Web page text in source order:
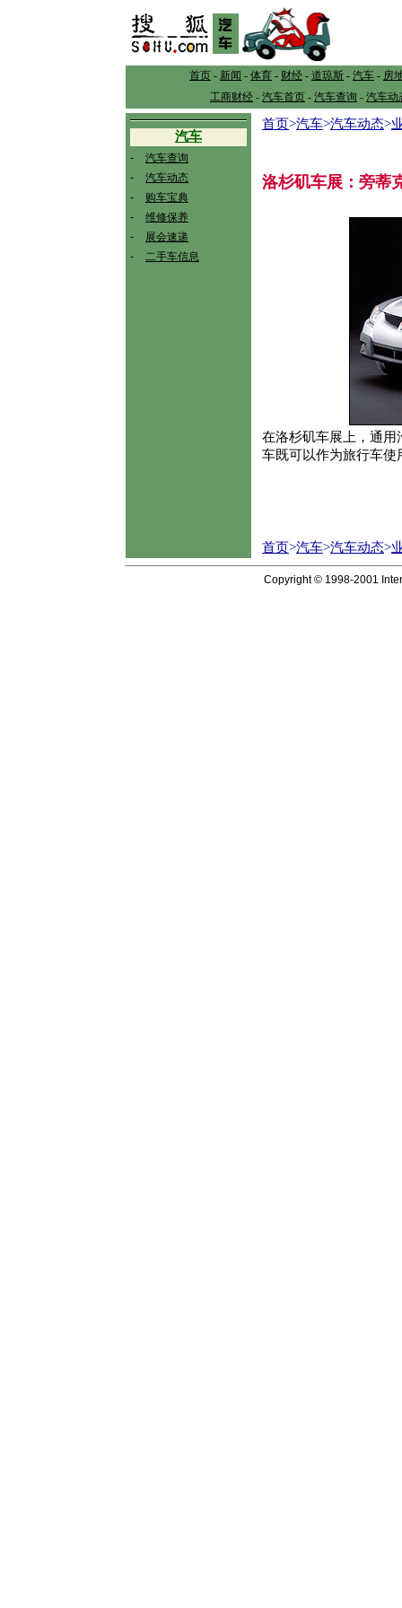
首页 - 新闻 - 体育 - 财经 - 道琼斯 - 汽车 - 房
工商财经 - 汽车首页 - 汽车查询 - 汽车动
汽车
-
汽车查询
-
汽车动态
-
购车宝典
-
维修保养
-
展会速递
-
二手车信息
首页>汽车>汽车动态>
洛杉矶车展：旁蒂
在洛杉矶车展上，通用
车既可以作为旅行车使
首页>汽车>汽车动态>
Copyright © 1998-2001